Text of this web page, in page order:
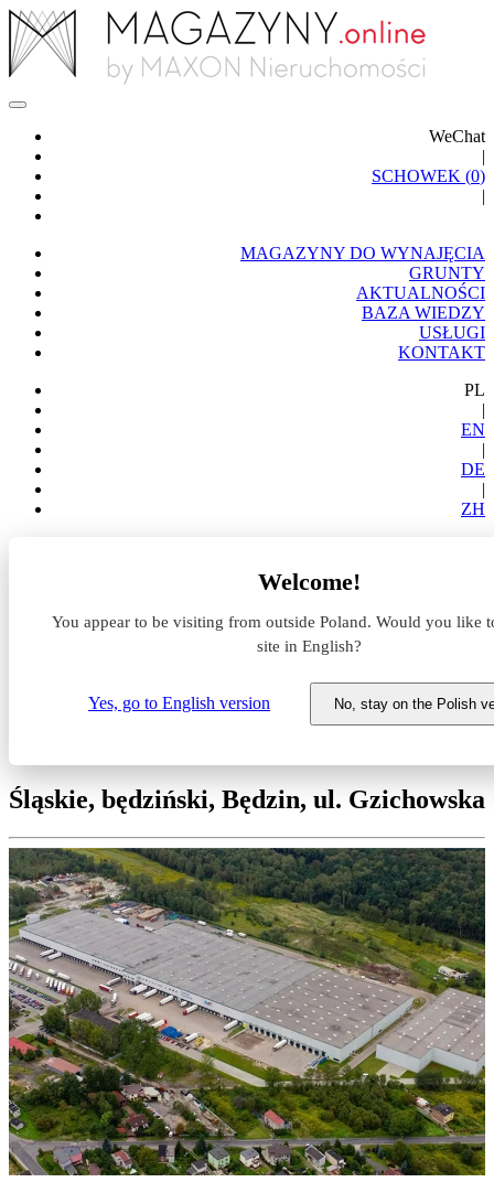
WeChat
|
SCHOWEK (0)
|
MAGAZYNY DO WYNAJĘCIA
GRUNTY
AKTUALNOŚCI
BAZA WIEDZY
USŁUGI
KONTAKT
PL
|
EN
|
DE
|
ZH
Welcome!
You appear to be visiting from outside Poland. Would you like
site in English?
Yes, go to English version No, stay on the Polish
Będzin
Magazyn do wynajęcia Logicor
Śląskie, będziński, Będzin, ul. Gzichowska